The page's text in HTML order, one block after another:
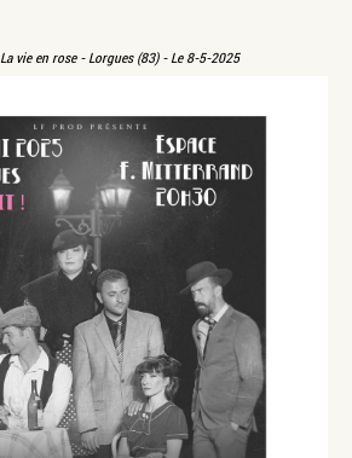
La vie en rose - Lorgues (83) - Le 8-5-2025